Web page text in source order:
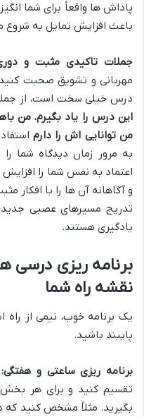
پاداش ها واقعاً برای شما
باعث افزایش تمایل به شروع
جملات تاکیدی مثبت و
مهربانی و تشویق صحبت
درس خیلی سخت است، از
این درس را یاد بگیرم،من
من توانایی اش را دارم
به مرور زمان دیدگاه شما
اعتماد به نفس شما را
و آگاهانه آن ها را با افکار
تدریج مسیرهای عصبی
یادگیری هستند.
برنامه ریزی درسی
نقشه راه شما
یک برنامه خوب، نیمی از راه
پایبند باشید.
برنامه ریزی ساعتی و هفتگی:
تقسیم کنید و برای هر
بگیرید. مثلاً مشخص کنید که